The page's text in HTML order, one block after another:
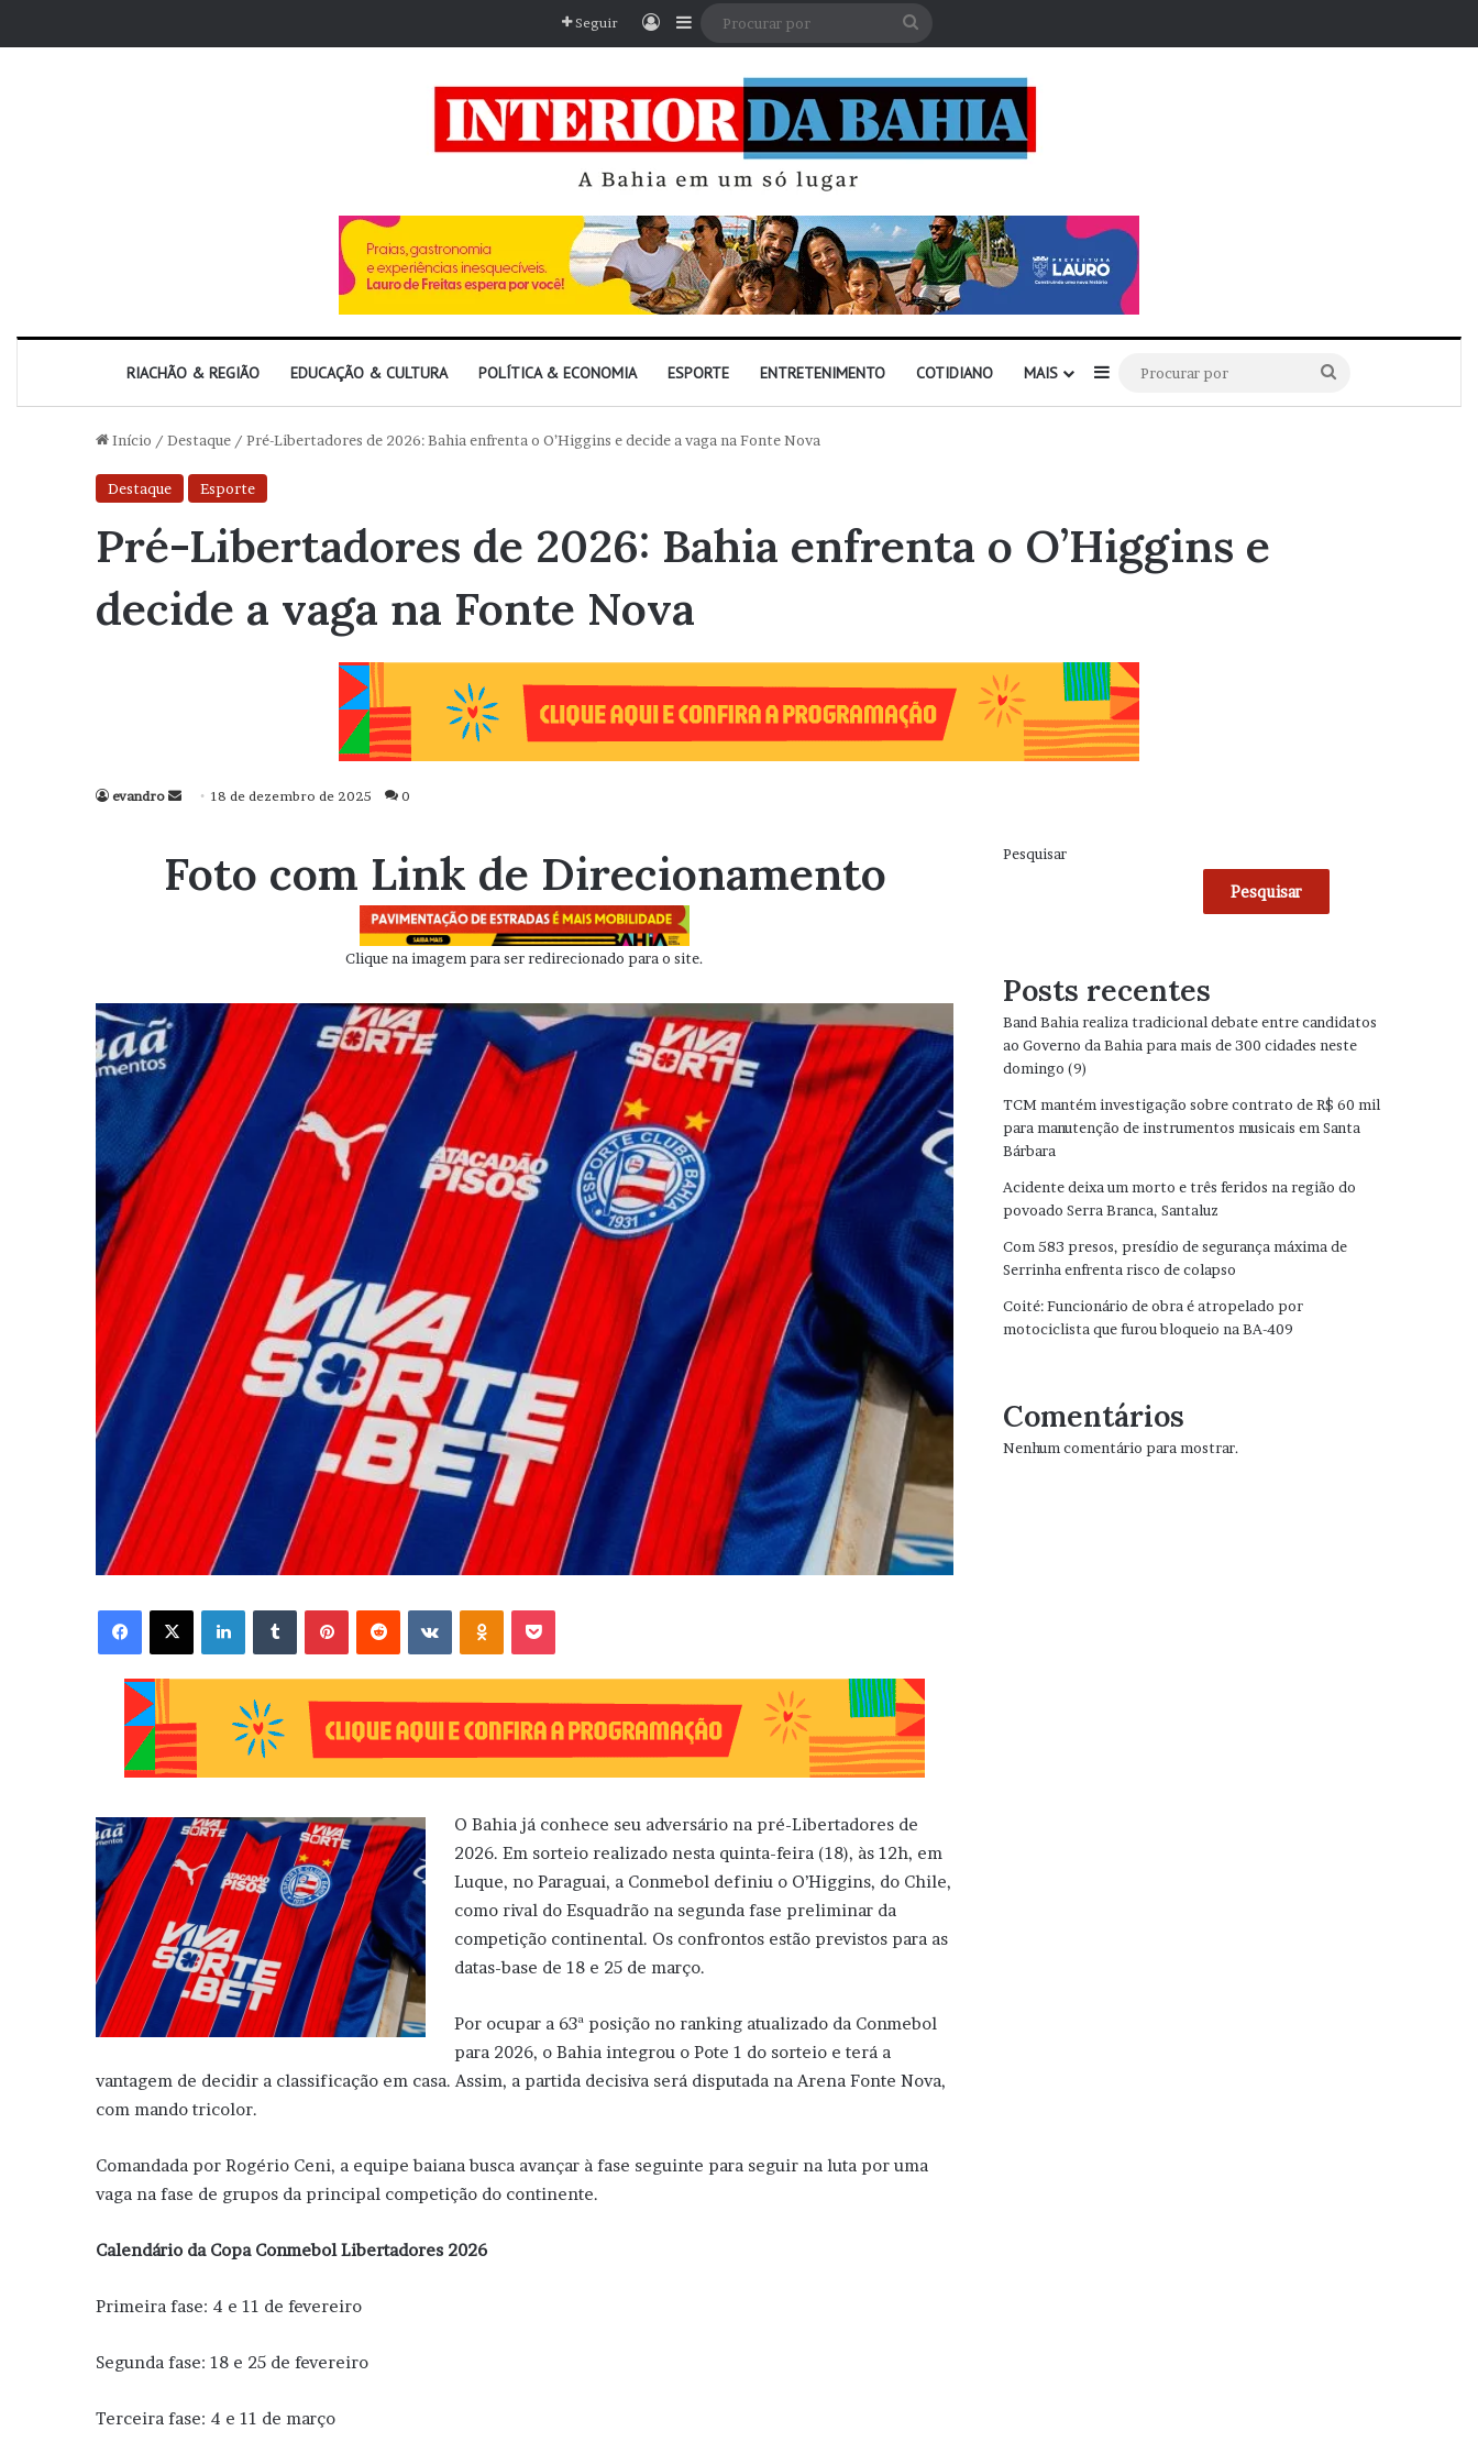
Seguir EntrarBarra Lateral
RIACHÃO & REGIÃO EDUCAÇÃO & CULTURA POLÍTICA & ECONOMIA ESPORTE ENTRETENIMENTO COTIDIANO MAIS Barra Lateral
por
Início / Destaque / Pré-Libertadores de 2026: Bahia enfrenta o O’Higgins e decide a vaga na Fonte Nova
Destaque Esporte
Pré-Libertadores de 2026: Bahia enfrenta o O’Higgins e
decide a vaga na Fonte Nova
evandro
Mande
mail
18 de dezembro de 2025 0
Foto com Link de Direcionamento
Clique na imagem para ser redirecionado para o site.
Facebook X Linkedin VK OK
O Bahia já conhece seu adversário na pré-Libertadores de
2026. Em sorteio realizado nesta quinta-feira (18), às 12h, em
Luque, no Paraguai, a Conmebol definiu o O’Higgins, do Chile,
como rival do Esquadrão na segunda fase preliminar da
competição continental. Os confrontos estão previstos para as
datas-base de 18 e 25 de março.
Por ocupar a 63ª posição no ranking atualizado da Conmebol
para 2026, o Bahia integrou o Pote 1 do sorteio e terá a
vantagem de decidir a classificação em casa. Assim, a partida decisiva será disputada na Arena Fonte Nova,
com mando tricolor.
Comandada por Rogério Ceni, a equipe baiana busca avançar à fase seguinte para seguir na luta por uma
vaga na fase de grupos da principal competição do continente.
Calendário da Copa Conmebol Libertadores 2026
Primeira fase: 4 e 11 de fevereiro
Segunda fase: 18 e 25 de fevereiro
Terceira fase: 4 e 11 de março
Pesquisar
Pesquisar
Posts recentes
Band Bahia realiza tradicional debate entre candidatos
ao Governo da Bahia para mais de 300 cidades neste
domingo (9)
TCM mantém investigação sobre contrato de R$ 60 mil
para manutenção de instrumentos musicais em Santa
Bárbara
Acidente deixa um morto e três feridos na região do
povoado Serra Branca, Santaluz
Com 583 presos, presídio de segurança máxima de
Serrinha enfrenta risco de colapso
Coité: Funcionário de obra é atropelado por
motociclista que furou bloqueio na BA-409
Comentários
Nenhum comentário para mostrar.